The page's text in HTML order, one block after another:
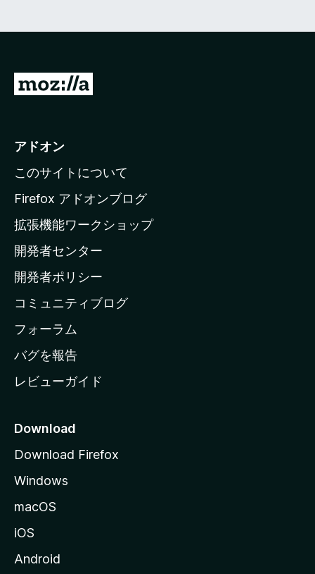
M
i
l
a
ホ
ー
ム
ー
ジ
へ
アドオン
このサイトについて
Firefox アドオンブログ
拡張機能ワークショップ
開発者センター
開発者ポリシー
コミュニティブログ
フォーラム
バグを報告
レビューガイド
Download
Download Firefox
Windows
macOS
iOS
Android